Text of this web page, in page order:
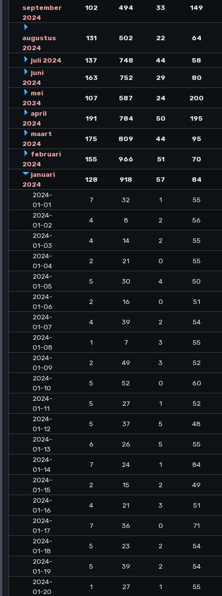
september
2024
102 494 33 149
augustus
2024
131 502 22 64
juli 2024 137 748 44
58
juni
2024
163 752 29
80
mei
2024
107 587 24
200
april
2024
191 784 50
195
maart
2024
175 809 44
95
februari
2024
155 966 51
70
januari
2024
128 918 57
84
2024-
01-01
7 32 1
55
2024-
01-02
4 8 2
56
2024-
01-03
4 14 2
55
2024-
01-04
2 21 0
55
2024-
01-05
5 30 4
50
2024-
01-06
2 16 0
51
2024-
01-07
4 39 2
54
2024-
01-08
1 7 3
55
2024-
01-09
2 49 3
52
2024-
01-10
5 52 0
60
2024-
01-11
5 27 1
52
2024-
01-12
5 37 5
48
2024-
01-13
6 26 5
55
2024-
01-14
7 24 1
84
2024-
01-15
2 15 2
49
2024-
01-16
4 21 3
51
2024-
01-17
7 36 0
71
2024-
01-18
5 23 2
54
2024-
01-19
5 39 2
54
2024-
01-20
1 27 1
55